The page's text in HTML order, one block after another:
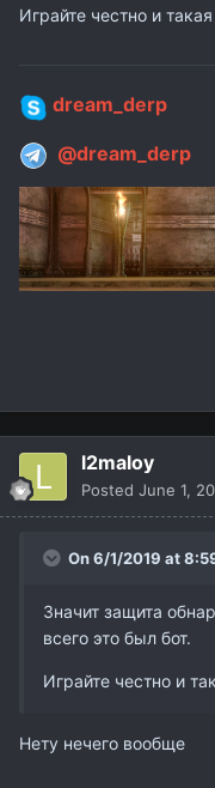
Играйте честно и
dream_derp
@dream_derp
l2maloy
Posted June 1,
On 6/1/2019 at
Значит защита
всего это был бот.
Играйте честно и
Нету нечего вообще